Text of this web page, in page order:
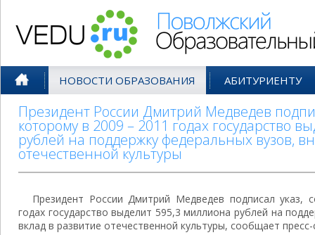
НОВОСТИ ОБРАЗОВАНИЯ АБИТУРИЕНТУ
Президент России Дмитрий Медведев
которому в 2009 – 2011 годах государство
рублей на поддержку федеральных вузов,
отечественной культуры
Президент России Дмитрий Медведев подписал указ,
годах государство выделит 595,3 миллиона рублей на
вклад в развитие отечественной культуры, сообщает